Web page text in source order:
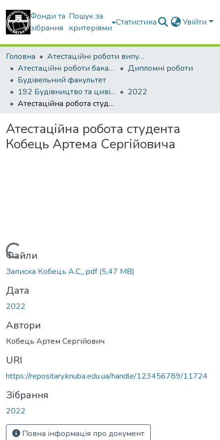
Фонди та
зібрання
Пошук за
критеріями
Статистика Увійти
Головна
Атестаційні роботи випускників
Атестаційні роботи бакалаврів
Дипломні роботи
Будівельний факультет
192 Будівництво та цивільна інженерія. Промислове і цивільне будівництво
2022
Атестаційна робота студента Кобець Артема Сергійовича
Атестаційна робота студента
Кобець Артема Сергійовича
Вантажиться...
Файли
Записка Кобець А.С_.pdf(5,47 MB)
Дата
2022
Автори
Кобець Артем Сергійович
URI
https://repositary.knuba.edu.ua/handle/123456789/11724
Зібрання
2022
Повна інформація про документ